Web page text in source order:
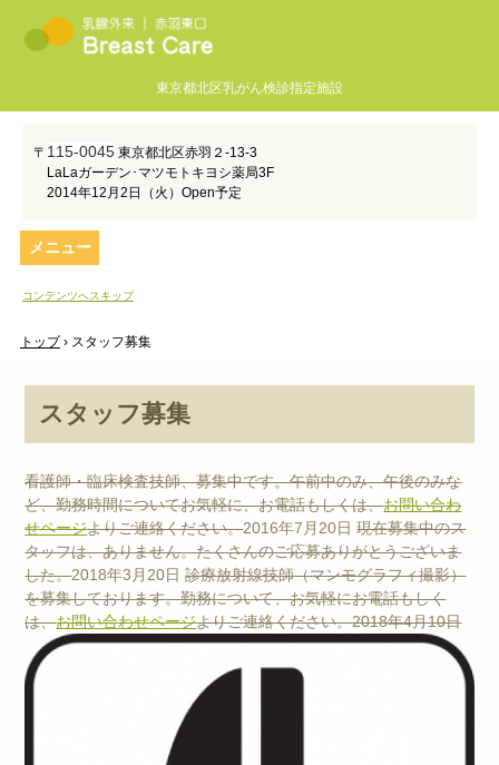
東京都北区乳がん検診指定施設
〒 115-0045 東京都北区赤羽２-13-3
LaLaガーデン･マツモトキヨシ薬局3F
2014年12月2日（火）Open予定
メニュー
コンテンツへスキップ
トップ › スタッフ募集
スタッフ募集
看護師・臨床検査技師、募集中です。午前中のみ、午後のみな
ど、勤務時間についてお気軽に、お電話もしくは、お問い合わ
せページよりご連絡ください。2016年7月20日現在募集中のス
タッフは、ありません。たくさんのご応募ありがとうございま
した。2018年3月20日診療放射線技師（マンモグラフィ撮影）
を募集しております。勤務について、お気軽にお電話もしく
は、お問い合わせページよりご連絡ください。2018年4月10日